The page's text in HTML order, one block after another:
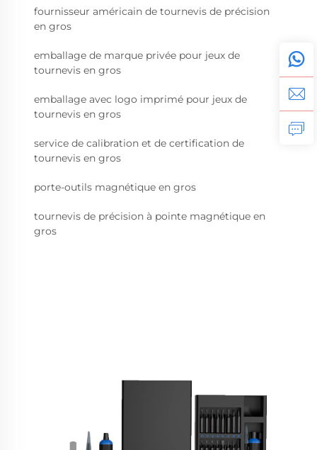
fournisseur américain de tournevis de précision
en gros
emballage de marque privée pour jeux de
tournevis en gros
emballage avec logo imprimé pour jeux de
tournevis en gros
service de calibration et de certification de
tournevis en gros
porte-outils magnétique en gros
tournevis de précision à pointe magnétique en
gros